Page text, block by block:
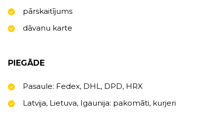
pārskaitījums
dāvanu karte
PIEGĀDE
Pasaule: Fedex, DHL, DPD, HRX
Latvija, Lietuva, Igaunija: pakomāti, kurjeri